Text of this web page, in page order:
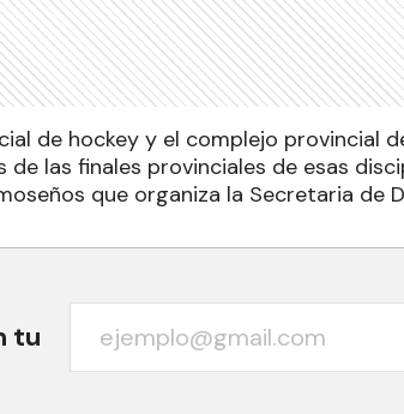
de hockey y el complejo provincial
de las finales provinciales de esas
que organiza la Secretaria de
tu